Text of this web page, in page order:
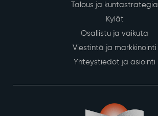
Talous ja kuntastrategia
Kylät
Osallistu ja vaikuta
Viestintä ja markkinointi
Yhteystiedot ja asiointi